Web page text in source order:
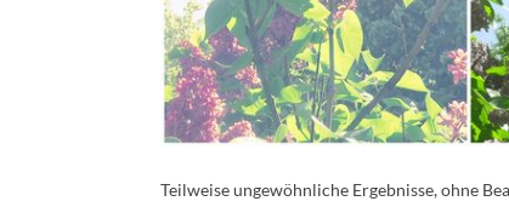
Teilweise ungewöhnliche Ergebnisse, ohne